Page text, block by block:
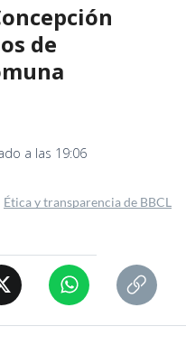
de
a las 19:06
Ética y transparencia de BBCL